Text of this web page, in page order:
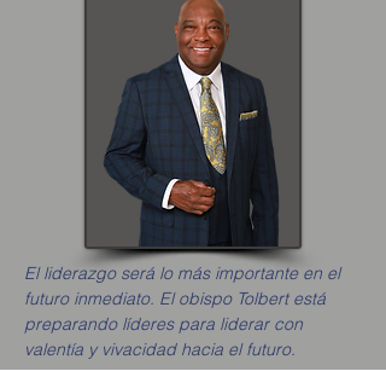
El liderazgo será lo más importante en el
futuro inmediato. El obispo Tolbert está
preparando líderes para liderar con
valentía y vivacidad hacia el futuro.